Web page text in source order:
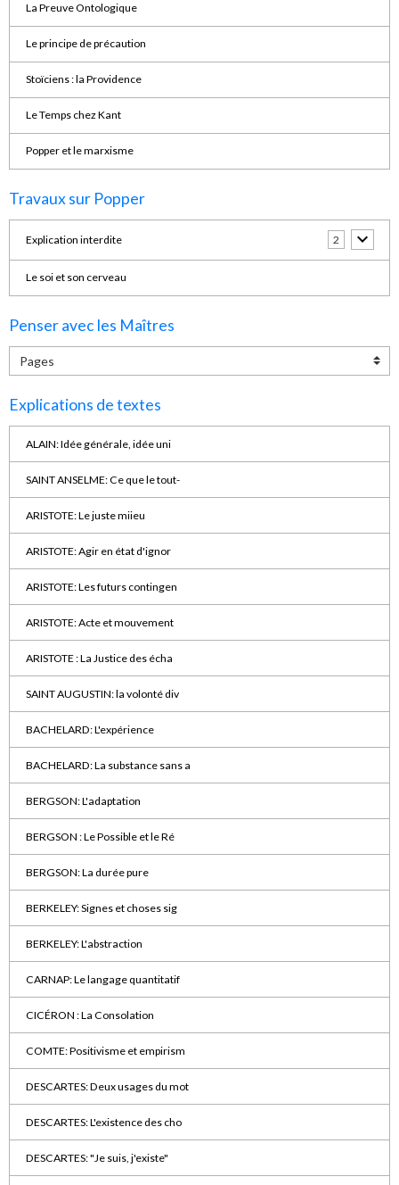
La Preuve Ontologique
Le principe de précaution
Stoïciens : la Providence
Le Temps chez Kant
Popper et le marxisme
Travaux sur Popper
Explication interdite 2
Le soi et son cerveau
Penser avec les Maîtres
Explications de textes
ALAIN: Idée générale, idée uni
SAINT ANSELME: Ce que le tout-
ARISTOTE: Le juste miieu
ARISTOTE: Agir en état d'ignor
ARISTOTE: Les futurs contingen
ARISTOTE: Acte et mouvement
ARISTOTE : La Justice des écha
SAINT AUGUSTIN: la volonté div
BACHELARD: L'expérience
BACHELARD: La substance sans a
BERGSON: L'adaptation
BERGSON : Le Possible et le Ré
BERGSON: La durée pure
BERKELEY: Signes et choses sig
BERKELEY: L'abstraction
CARNAP: Le langage quantitatif
CICÉRON : La Consolation
COMTE: Positivisme et empirism
DESCARTES: Deux usages du mot
DESCARTES: L'existence des cho
DESCARTES: "Je suis, j'existe"